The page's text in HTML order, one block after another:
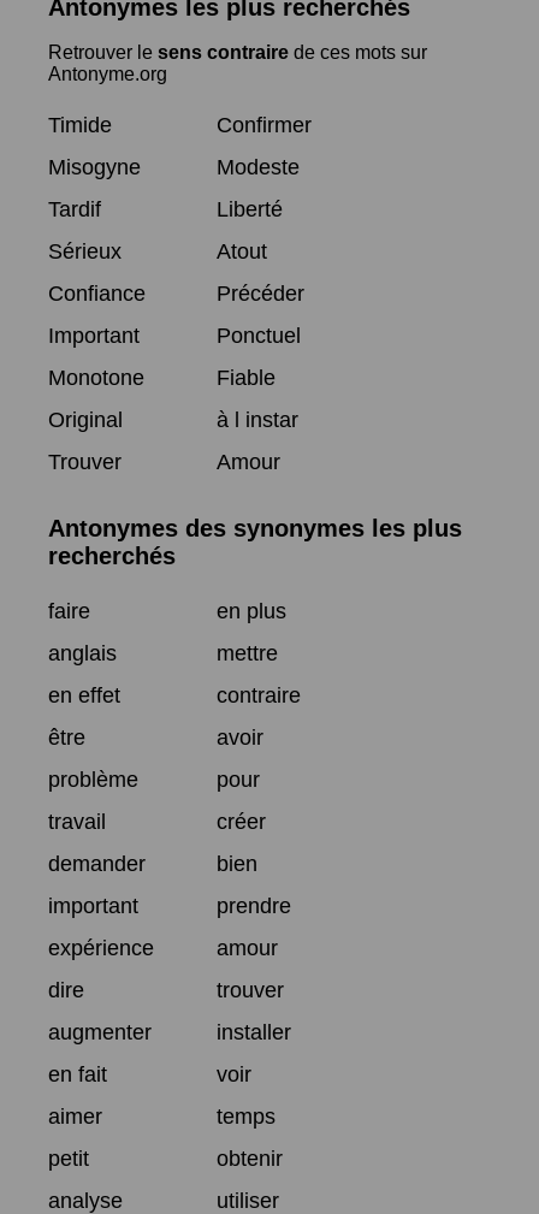
Antonymes les plus recherchés
Retrouver le sens contraire de ces mots sur
Antonyme.org
Timide
Confirmer
Misogyne
Modeste
Tardif
Liberté
Sérieux
Atout
Confiance
Précéder
Important
Ponctuel
Monotone
Fiable
Original
à l instar
Trouver
Amour
Antonymes des synonymes les plus
recherchés
faire
en plus
anglais
mettre
en effet
contraire
être
avoir
problème
pour
travail
créer
demander
bien
important
prendre
expérience
amour
dire
trouver
augmenter
installer
en fait
voir
aimer
temps
petit
obtenir
analyse
utiliser